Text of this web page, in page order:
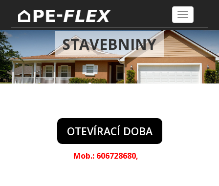
Toggle
navigation
STAVEBNINY
OTEVÍRACÍ DOBA
Mob.: 606728680,